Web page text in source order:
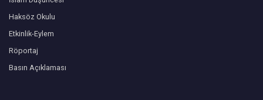
Haksöz Okulu
Etkinlik-Eylem
Röportaj
Basın Açıklaması